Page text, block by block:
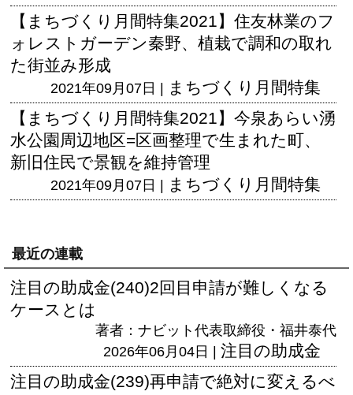
【まちづくり月間特集2021】住友林業のフ
ォレストガーデン秦野、植栽で調和の取れ
た街並み形成
2021年09月07日 | まちづくり月間特集
【まちづくり月間特集2021】今泉あらい湧
水公園周辺地区=区画整理で生まれた町、
新旧住民で景観を維持管理
2021年09月07日 | まちづくり月間特集
最近の連載
注目の助成金(240)2回目申請が難しくなる
ケースとは
著者：ナビット代表取締役・福井泰代
2026年06月04日 | 注目の助成金
注目の助成金(239)再申請で絶対に変えるべ